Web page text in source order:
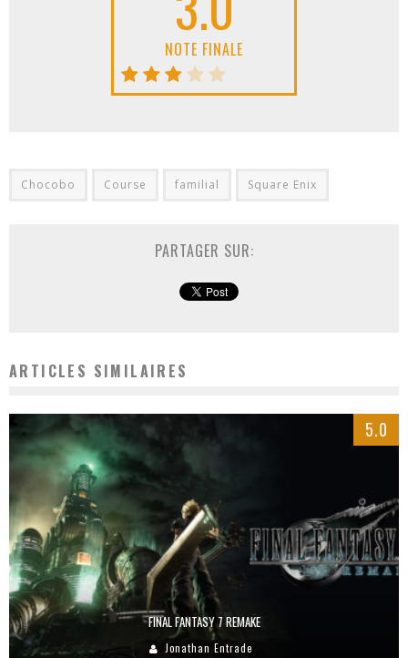
NOTE FINALE
Chocobo Course familial Square Enix
PARTAGER SUR:
ARTICLES SIMILAIRES
5.0
FINAL FANTASY 7 REMAKE
Jonathan Entrade